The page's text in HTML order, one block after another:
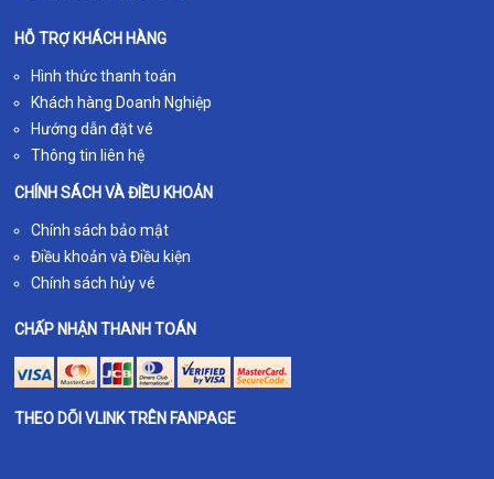
HỖ TRỢ KHÁCH HÀNG
Hình thức thanh toán
Khách hàng Doanh Nghiệp
Hướng dẫn đặt vé
Thông tin liên hệ
CHÍNH SÁCH VÀ ĐIỀU KHOẢN
Chính sách bảo mật
Điều khoản và Điều kiện
Chính sách hủy vé
CHẤP NHẬN THANH TOÁN
THEO DÕI VLINK TRÊN FANPAGE